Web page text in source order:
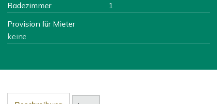
Badezimmer
1
Provision für Mieter
keine